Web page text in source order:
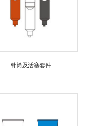
针筒及活塞套件